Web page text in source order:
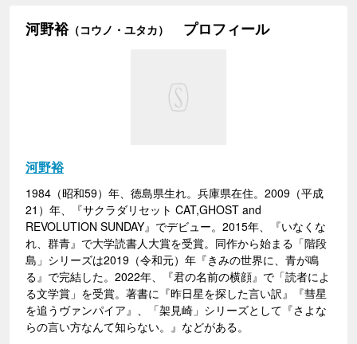
河野裕（コウノ・ユタカ） プロフィール
河野裕
1984（昭和59）年、徳島県生れ。兵庫県在住。2009（平成
21）年、『サクラダリセット CAT,GHOST and
REVOLUTION SUNDAY』でデビュー。2015年、『いなくな
れ、群青』で大学読書人大賞を受賞。同作から始まる「階段
島」シリーズは2019（令和元）年『きみの世界に、青が鳴
る』で完結した。2022年、『君の名前の横顔』で「読者によ
る文学賞」を受賞。著書に『昨日星を探した言い訳』『彗星
を追うヴァンパイア』、「架見崎」シリーズとして『さよな
らの言い方なんて知らない。』などがある。